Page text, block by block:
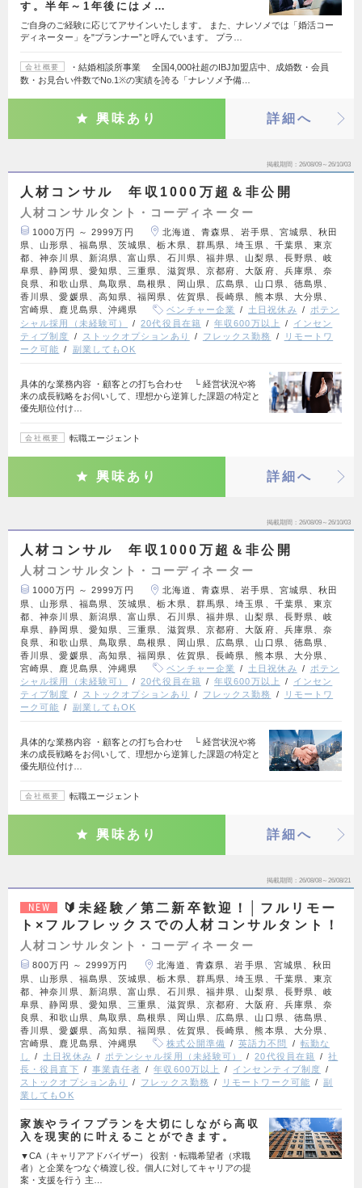
す。半年～1年後にはメ…
ご自身のご経験に応じてアサインいたします。 また、ナレソメでは「婚活コー
ディネーター」を"プランナー”と呼んでいます。 プラ…
会社概要
・結婚相談所事業 全国4,000社超のIBJ加盟店中、成婚数・会員
数・お見合い件数でNo.1※の実績を誇る「ナレソメ予備…
興味あり 詳細へ
掲載期間 26/08/09～26/10/03
人材コンサル 年収1000万超＆非公開
人材コンサルタント・コーディネーター
1000万円 ～ 2999万円
北海道、青森県、岩手県、宮城県、秋田
県、山形県、福島県、茨城県、栃木県、群馬県、埼玉県、千葉県、東京
都、神奈川県、新潟県、富山県、石川県、福井県、山梨県、長野県、岐
阜県、静岡県、愛知県、三重県、滋賀県、京都府、大阪府、兵庫県、奈
良県、和歌山県、鳥取県、島根県、岡山県、広島県、山口県、徳島県、
香川県、愛媛県、高知県、福岡県、佐賀県、長崎県、熊本県、大分県、
宮崎県、鹿児島県、沖縄県
ベンチャー企業 土日祝休み
ポテン
シャル採用（未経験可）
20代役員在籍 年収600万以上
インセン
ティブ制度
ストックオプションあり フレックス勤務
リモートワ
ーク可能
副業してもOK
具体的な業務内容 ・顧客との打ち合わせ └ 経営状況や将
来の成長戦略をお伺いして、理想から逆算した課題の特定と
優先順位付け…
会社概要 転職エージェント
興味あり 詳細へ
掲載期間 26/08/09～26/10/03
人材コンサル 年収1000万超＆非公開
人材コンサルタント・コーディネーター
1000万円 ～ 2999万円
北海道、青森県、岩手県、宮城県、秋田
県、山形県、福島県、茨城県、栃木県、群馬県、埼玉県、千葉県、東京
都、神奈川県、新潟県、富山県、石川県、福井県、山梨県、長野県、岐
阜県、静岡県、愛知県、三重県、滋賀県、京都府、大阪府、兵庫県、奈
良県、和歌山県、鳥取県、島根県、岡山県、広島県、山口県、徳島県、
香川県、愛媛県、高知県、福岡県、佐賀県、長崎県、熊本県、大分県、
宮崎県、鹿児島県、沖縄県
ベンチャー企業 土日祝休み
ポテン
シャル採用（未経験可）
20代役員在籍 年収600万以上
インセン
ティブ制度
ストックオプションあり フレックス勤務
リモートワ
ーク可能
副業してもOK
具体的な業務内容 ・顧客との打ち合わせ └ 経営状況や将
来の成長戦略をお伺いして、理想から逆算した課題の特定と
優先順位付け…
会社概要 転職エージェント
興味あり 詳細へ
掲載期間 26/08/08～26/08/21
NEW
🔰未経験／第二新卒歓迎！│フルリモー
ト×フルフレックスでの人材コンサルタント！
人材コンサルタント・コーディネーター
800万円 ～ 2999万円
北海道、青森県、岩手県、宮城県、秋田
県、山形県、福島県、茨城県、栃木県、群馬県、埼玉県、千葉県、東京
都、神奈川県、新潟県、富山県、石川県、福井県、山梨県、長野県、岐
阜県、静岡県、愛知県、三重県、滋賀県、京都府、大阪府、兵庫県、奈
良県、和歌山県、鳥取県、島根県、岡山県、広島県、山口県、徳島県、
香川県、愛媛県、高知県、福岡県、佐賀県、長崎県、熊本県、大分県、
宮崎県、鹿児島県、沖縄県
株式公開準備 英語力不問
転勤な
し
土日祝休み ポテンシャル採用（未経験可） 20代役員在籍
社
長・役員直下
事業責任者 年収600万以上
インセンティブ制度
ストックオプションあり
フレックス勤務 リモートワーク可能
副
業してもOK
家族やライフプランを大切にしながら高収
入を現実的に叶えることができます。
▼CA（キャリアアドバイザー） 役割 ・転職希望者（求職
者）と企業をつなぐ橋渡し役。個人に対してキャリアの提
案・支援を行う 主…